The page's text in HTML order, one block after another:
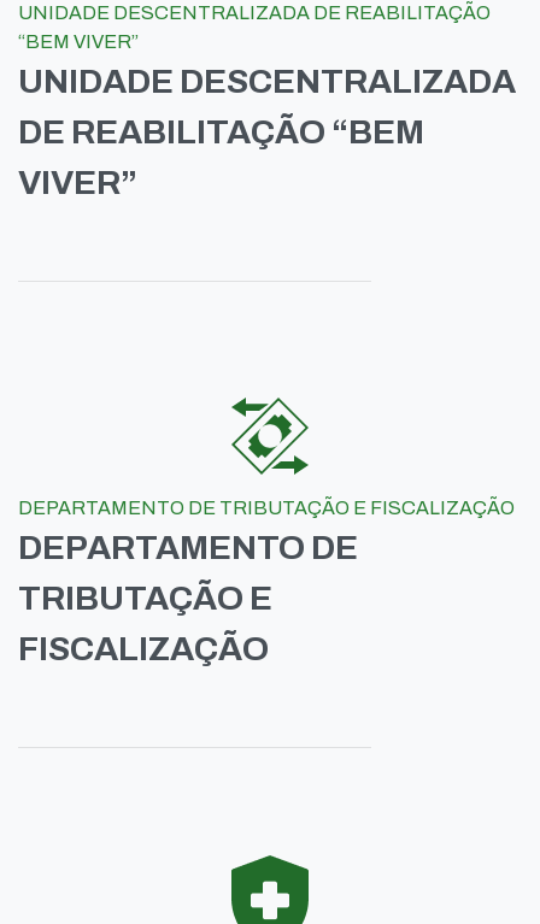
UNIDADE DESCENTRALIZADA DE REABILITAÇÃO
“BEM VIVER”
UNIDADE DESCENTRALIZADA
DE REABILITAÇÃO “BEM
VIVER”
DEPARTAMENTO DE TRIBUTAÇÃO E FISCALIZAÇÃO
DEPARTAMENTO DE
TRIBUTAÇÃO E
FISCALIZAÇÃO